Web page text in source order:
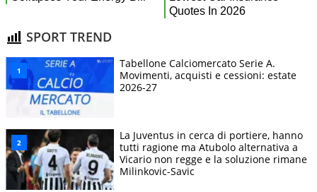
SPORT TREND
Tabellone Calciomercato Serie A.
Movimenti, acquisti e cessioni: estate
2026-27
La Juventus in cerca di portiere, hanno
tutti ragione ma Atubolo alternativa a
Vicario non regge e la soluzione rimane
Milinkovic-Savic